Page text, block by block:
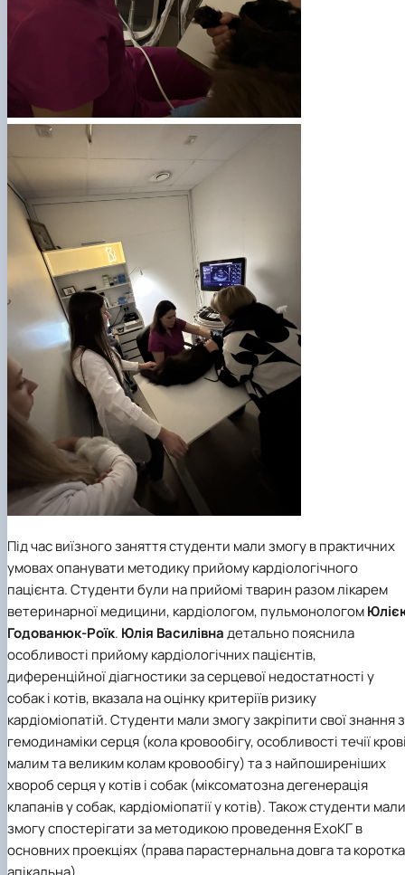
Під час виїзного заняття студенти мали змогу в практичних
умовах опанувати методику прийому кардіологічного
пацієнта. Студенти були на прийомі тварин разом лікарем
ветеринарної медицини, кардіологом, пульмонологом
Годованюк-Роїк. Юлія Василівнадетально пояснила
особливості прийому кардіологічних пацієнтів,
диференційної діагностики за серцевої недостатності у
собак і котів, вказала на оцінку критеріїв ризику
кардіоміопатій. Студенти мали змогу закріпити свої знання з
гемодинаміки серця (кола кровообігу, особливості течії
малим та великим колам кровообігу) та з найпоширеніших
хвороб серця у котів і собак (міксоматозна дегенерація
клапанів у собак, кардіоміопатії у котів). Також студенти мали
змогу спостерігати за методикою проведення ЕхоКГ в
основних проекціях (права парастернальна довга та